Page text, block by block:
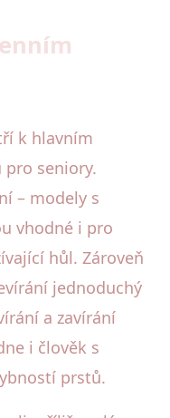
k hlavním
seniory.
– modely s
vhodné i pro
hůl. Zároveň
jednoduchý
a zavírání
i člověk s
prstů.